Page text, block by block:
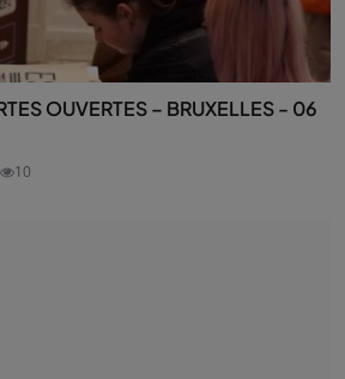
OUVERTES – BRUXELLES - 06
10